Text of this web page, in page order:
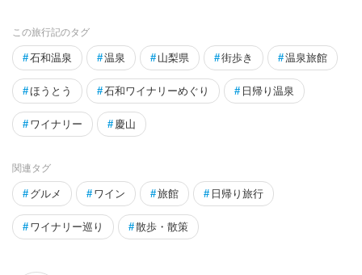
この旅行記のタグ
#石和温泉 #温泉 # 山梨県 #街歩き #温泉旅館
#ほうとう #石和ワイナリーめぐり # 日帰り温泉
# ワイナリー # 慶山
関連タグ
# グルメ # ワイン #旅館 # 日帰り旅行
# ワイナリー巡り #散歩・散策